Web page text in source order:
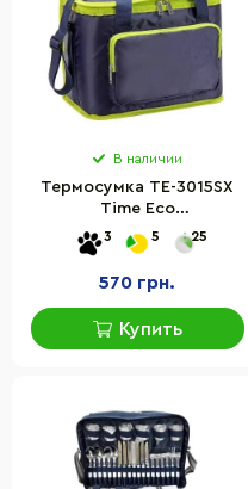
В наличии
Термосумка TE-3015SX
Time Eco
8033116822534GREEN, 15 л
3 5 25
570 грн.
Купить